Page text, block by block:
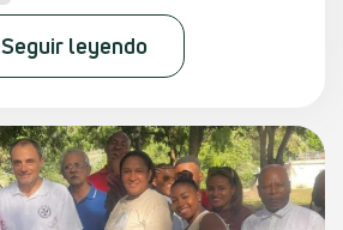
Seguir leyendo